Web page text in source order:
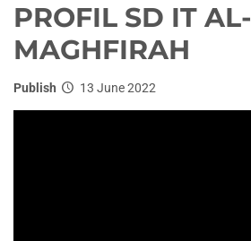
PROFIL SD IT AL-
MAGHFIRAH
Publish 13 June 2022